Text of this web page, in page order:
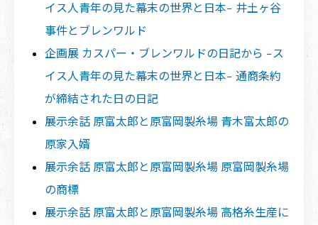
イス人青年の見た幕末の世界と日本− 井土ヶ谷
事件とブレンワルド
企画展 カスパー・ブレンワルドの日記から −ス
イス人青年の見た幕末の世界と日本− 通商条約
が締結された日の日記
展示余話 原富太郎と原富岡製糸場 青木富太郎の
原家入婿
展示余話 原富太郎と原富岡製糸場 原富岡製糸場
の商標
展示余話 原富太郎と原富岡製糸場 高格糸生産に